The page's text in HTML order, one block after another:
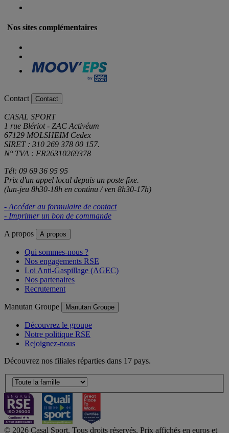
Nos sites complémentaires
Contact Contact
CASAL SPORT
1 rue Blériot - ZAC Activéum
67129 MOLSHEIM Cedex
SIRET : 310 269 378 00 157.
N° TVA : FR26310269378
Tél: 09 69 36 95 95
Prix d'un appel local depuis un poste fixe.
(lun-jeu 8h30-18h en continu / ven 8h30-17h)
- Accéder au formulaire de contact
- Imprimer un bon de commande
A propos A propos
Qui sommes-nous ?
Nos engagements RSE
Loi Anti-Gaspillage (AGEC)
Nos partenaires
Recrutement
Manutan Groupe Manutan Groupe
Découvrez le groupe
Notre politique RSE
Rejoignez-nous
Découvrez nos filiales réparties dans 17 pays.
© 2026 Casal Sport. Tous droits réservés. Prix affichés en euros et